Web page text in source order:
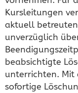
Kursleitungen
aktuell
unverzüglich
beabsichtigte
unterrichten. Mit
sofortige